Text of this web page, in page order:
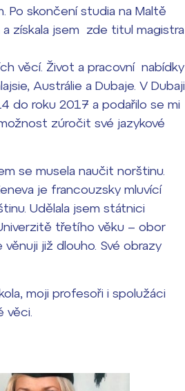
Po skončení studia na Maltě
získala jsem zde titul magistra
věcí. Život a pracovní nabídky
Austrálie a Dubaje. V Dubaji
do roku 2017 a podařilo se mi
zúročit své jazykové
se musela naučit norštinu.
je francouzsky mluvící
Udělala jsem státnici
třetího věku – obor
již dlouho. Své obrazy
moji profesoři i spolužáci
věci.